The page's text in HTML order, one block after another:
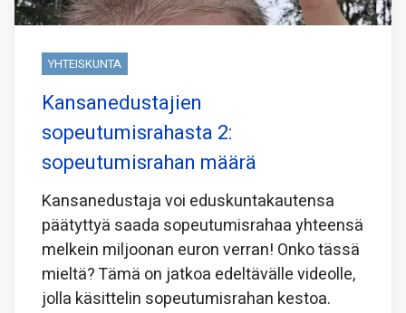
YHTEISKUNTA
Kansanedustajien
sopeutumisrahasta 2:
sopeutumisrahan määrä
Kansanedustaja voi eduskuntakautensa
päätyttyä saada sopeutumisrahaa yhteensä
melkein miljoonan euron verran! Onko tässä
mieltä? Tämä on jatkoa edeltävälle videolle,
jolla käsittelin sopeutumisrahan kestoa.